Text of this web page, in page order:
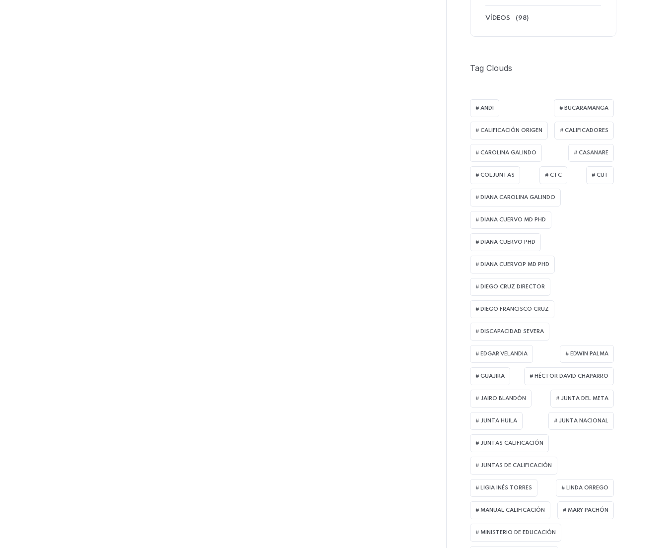
VÍDEOS (98)
Tag Clouds
ANDI BUCARAMANGA
CALIFICACIÓN ORIGEN CALIFICADORES
CAROLINA GALINDO CASANARE
COLJUNTAS CTC CUT
DIANA CAROLINA GALINDO
DIANA CUERVO MD PHD
DIANA CUERVO PHD
DIANA CUERVOP MD PHD
DIEGO CRUZ DIRECTOR
DIEGO FRANCISCO CRUZ
DISCAPACIDAD SEVERA
EDGAR VELANDIA EDWIN PALMA
GUAJIRA HÉCTOR DAVID CHAPARRO
JAIRO BLANDÓN JUNTA DEL META
JUNTA HUILA JUNTA NACIONAL
JUNTAS CALIFICACIÓN
JUNTAS DE CALIFICACIÓN
LIGIA INÉS TORRES LINDA ORREGO
MANUAL CALIFICACIÓN MARY PACHÓN
MINISTERIO DE EDUCACIÓN